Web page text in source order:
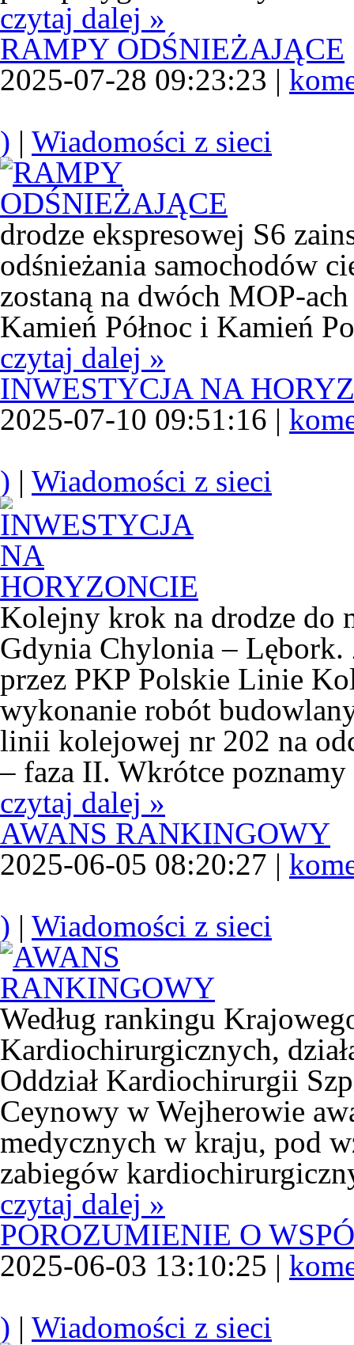
czytaj dalej »
RAMPY ODŚNIEŻAJĄCE
2025-07-28 09:23:23 |
) | Wiadomości z sieci
drodze ekspresowej S6
odśnieżania samochodów
zostaną na dwóch MOP-
Kamień Północ i Kamień
czytaj dalej »
INWESTYCJA NA
2025-07-10 09:51:16 |
) | Wiadomości z sieci
Kolejny krok na drodze
Gdynia Chylonia – Lębork.
przez PKP Polskie Linie
wykonanie robót
linii kolejowej nr 202 na
– faza II. Wkrótce
czytaj dalej »
AWANS RANKINGOWY
2025-06-05 08:20:27 |
) | Wiadomości z sieci
Według rankingu
Kardiochirurgicznych,
Oddział Kardiochirurgii
Ceynowy w Wejherowie
medycznych w kraju, pod
zabiegów
czytaj dalej »
POROZUMIENIE O
2025-06-03 13:10:25 |
) | Wiadomości z sieci